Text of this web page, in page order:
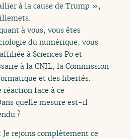
à la cause de Trump »,
à vous, vous êtes
du numérique, vous
à Sciences Po et
à la CNIL, la Commission
et des libertés.
face à ce
quelle mesure est-il
?
Je rejoins complètement ce